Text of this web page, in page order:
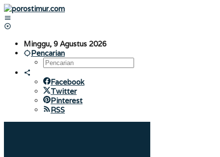
Lewati
ke
konten
Minggu, 9 Agustus 2026
Pencarian
Facebook
Twitter
Pinterest
RSS